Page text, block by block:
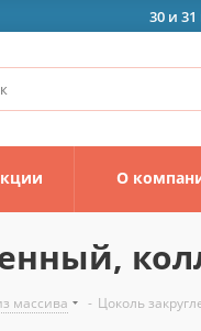
30 и
О
массива - Цоколь